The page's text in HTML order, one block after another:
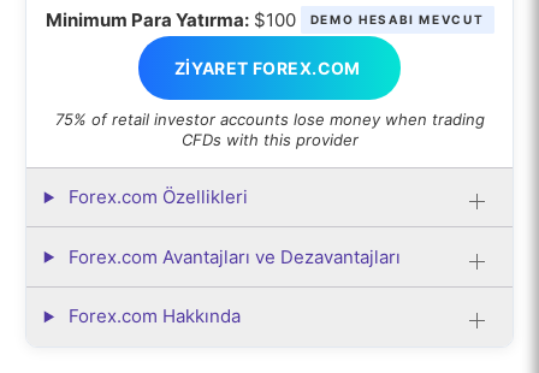
Minimum Para Yatırma:$100 DEMO HESABI MEVCUT
ZIYARET FOREX.COM
75% of retail investor accounts lose money when trading
CFDs with this provider
Forex.com Özellikleri
Forex.com Avantajları ve Dezavantajları
Forex.com Hakkında